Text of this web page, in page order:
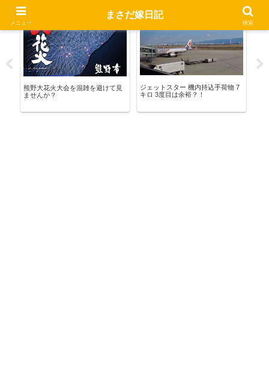
熊野大花火大会を混雑を避けて見
ませんか？
お出かけ
ジェットスター 機内持込手荷物 7
キロ 3度目は余裕？！
メニュー
まさだ嫁日記
検索